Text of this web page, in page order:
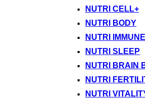
NUTRI CELL+
NUTRI BODY
NUTRI IMMUNE
NUTRI SLEEP
NUTRI BRAIN
NUTRI
NUTRI